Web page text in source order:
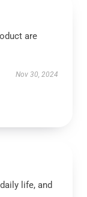
are
Nov 30, 2024
life, and